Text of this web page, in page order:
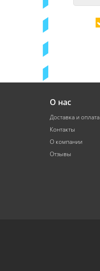
О нас
Доставка и оплата
Контакты
О компании
Отзывы